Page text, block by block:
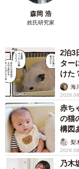
Aさんの迷いは、も
2024（令和6）年の
した。
院卒：287,400円
大卒：248,300円
高専・短大卒：
専門学校卒：
高校卒：197,500円
森岡 浩
姓氏研究家
2泊3
ター
けた
海
赤ち
の猫
構図
梨
乃木